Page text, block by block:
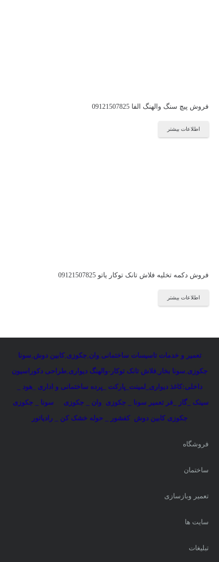
فروش پیچ سنگ والهنگ الفا 09121507825
اطلاعات بیشتر
فروش دکمه تخلیه فلاش تانک توکار یاتو 09121507825
اطلاعات بیشتر
تعمیر و خدمات تاسیسات ساختمانی:وان,جکوزی,کابین دوش,سونا
جکوزی,سونا بخار ,فلاش تانک توکار-والهنگ دیواری,طراحی دکوراسیون
داخلی:کاغذ دیواری_لمینت_پارکت _پرده ساختمانی و اداری _هود _
سینک _گاز _فر تعمیر سونا _ جکوزی وان _ جکوزی سونا _ جکوزی
جکوزی کابین دوش کفشور _ حوله خشک کن _ رادیاتور
فروشگاه
ساختمان
تعمیر وبازسازی
سایت ها
تبلیغات